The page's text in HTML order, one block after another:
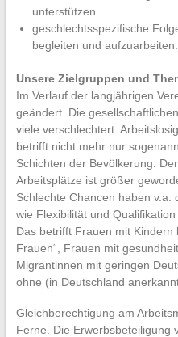
unterstützen
geschlechtsspezifische
begleiten und aufzuarbeiten.
Unsere Zielgruppen und
Im Verlauf der langjährigen
geändert. Die
viele verschlechtert.
betrifft nicht mehr nur
Schichten der Bevölkerung.
Arbeitsplätze ist größer
Schlechte Chancen haben
wie Flexibilität und
Das betrifft Frauen mit Kindern
Frauen“, Frauen mit
Migrantinnen mit geringen
ohne (in Deutschland
Gleichberechtigung am
Ferne. Die Erwerbsbeteiligung